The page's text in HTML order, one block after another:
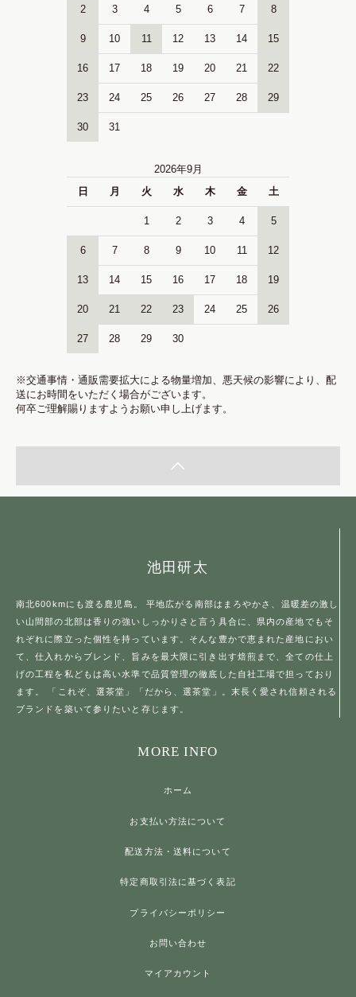
2 3 4 5 6 7 8
9 10 11 12 13 14 15
16 17 18 19 20 21 22
23 24 25 26 27 28 29
30 31
2026年9月
日
月 火 水 木 金 土
1 2 3 4 5
6 7 8 9 10 11 12
13 14 15 16 17 18 19
20 21 22 23 24 25 26
27 28 29 30
※交通事情・通販需要拡大による物量増加、悪天候の影響により、配
送にお時間をいただく場合がございます。
何卒ご理解賜りますようお願い申し上げます。
池田研太
南北600kmにも渡る鹿児島。 平地広がる南部はまろやかさ、温暖差の激し
い山間部の北部は香りの強いしっかりさと言う具合に、県内の産地でもそ
れぞれに際立った個性を持っています。そんな豊かで恵まれた産地におい
て、仕入れからブレンド、旨みを最大限に引き出す焙煎まで、全ての仕上
げの工程を私どもは高い水準で品質管理の徹底した自社工場で担っており
ます。 「これぞ、選茶堂」「だから、選茶堂」。末長く愛され信頼される
ブランドを築いて参りたいと存じます。
MORE INFO
ホーム
お支払い方法について
配送方法・送料について
特定商取引法に基づく表記
プライバシーポリシー
お問い合わせ
マイアカウント